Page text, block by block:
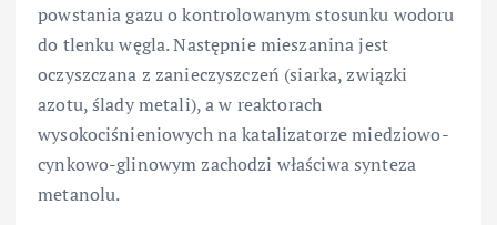
powstania gazu o kontrolowanym stosunku wodoru
do tlenku węgla. Następnie mieszanina jest
oczyszczana z zanieczyszczeń (siarka, związki
azotu, ślady metali), a w reaktorach
wysokociśnieniowych na katalizatorze miedziowo-
cynkowo-glinowym zachodzi właściwa synteza
metanolu.